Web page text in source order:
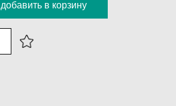
добавить в корзину